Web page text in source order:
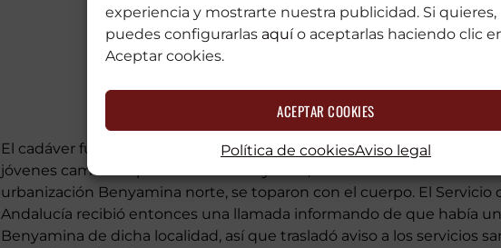
experiencia y mostrarte nuestra publicidad. Si quieres,
puedes configurarlas aquío aceptarlas haciendo clic
Aceptar cookies.
ACEPTAR COOKIES
Política de cookiesAviso legal
El cadáver fue hallado pasada las una y media de la madrugada,
jóvenes caminaba por la zona de Playamar, en Torremolinos. En una
urbanización Benyamina norte, se toparon con el cuerpo. El Servicio